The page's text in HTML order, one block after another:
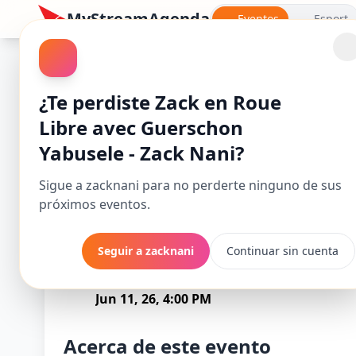
¿Te perdiste Zack en Roue
Libre avec Guerschon
Yabusele - Zack Nani?
Sigue a zacknani para no perderte ninguno de sus
próximos eventos.
Seguir a zacknani Continuar sin cuenta
MyStreamAgenda Eventos Esport
Zack en Roue
Jun 11, 26, 4:00 PM
Acerca de este evento